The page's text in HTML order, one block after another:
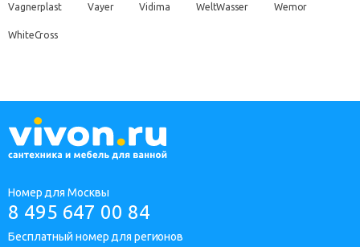
Vagnerplast Vayer Vidima WeltWasser Wemor
WhiteCross
Номер для Москвы
8 495 647 00 84
Бесплатный номер для регионов